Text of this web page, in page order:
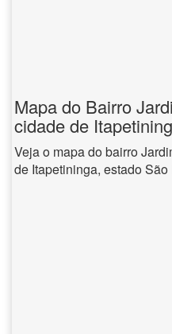
Mapa do Bairro
cidade de
Veja o mapa do bairro
de Itapetininga, estado